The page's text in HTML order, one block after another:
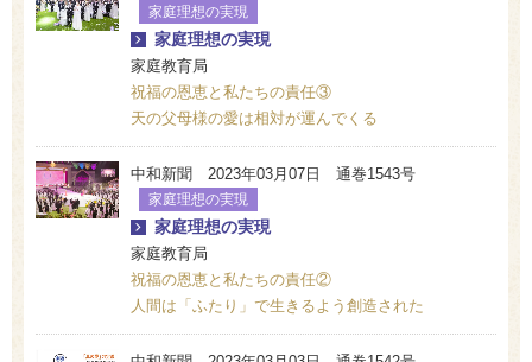
家庭理想の実現
家庭理想の実現
家庭教育局
祝福の恩恵と私たちの責任③
天の父母様の愛は相対が運んでくる
中和新聞 2023年03月07日 通巻1543号
家庭理想の実現
家庭理想の実現
家庭教育局
祝福の恩恵と私たちの責任②
人間は「ふたり」で生きるよう創造された